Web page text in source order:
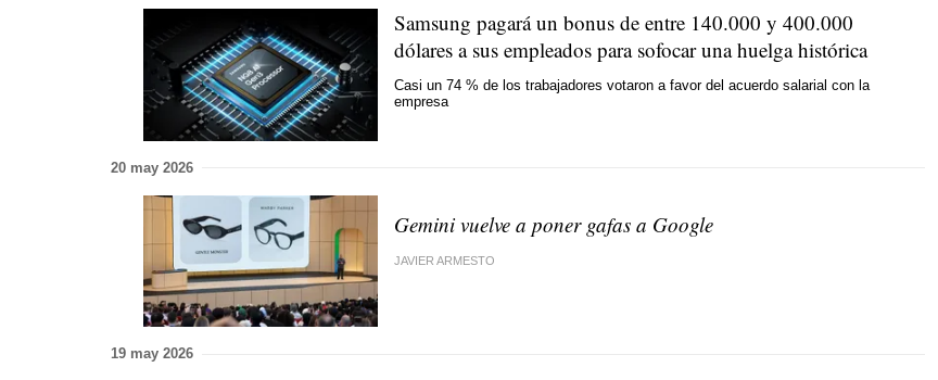
Samsung pagará un bonus de entre 140.000 y 400.000
dólares a sus empleados para sofocar una huelga histórica
Casi un 74 % de los trabajadores votaron a favor del acuerdo salarial con la
empresa
20 may 2026
Gemini vuelve a poner gafas a Google
JAVIER ARMESTO
19 may 2026